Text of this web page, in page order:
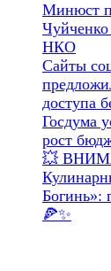
Минюст
Чуйченко
НКО
Сайты
доступа
Госдума
рост
💥
Богинь»:
🍕✨